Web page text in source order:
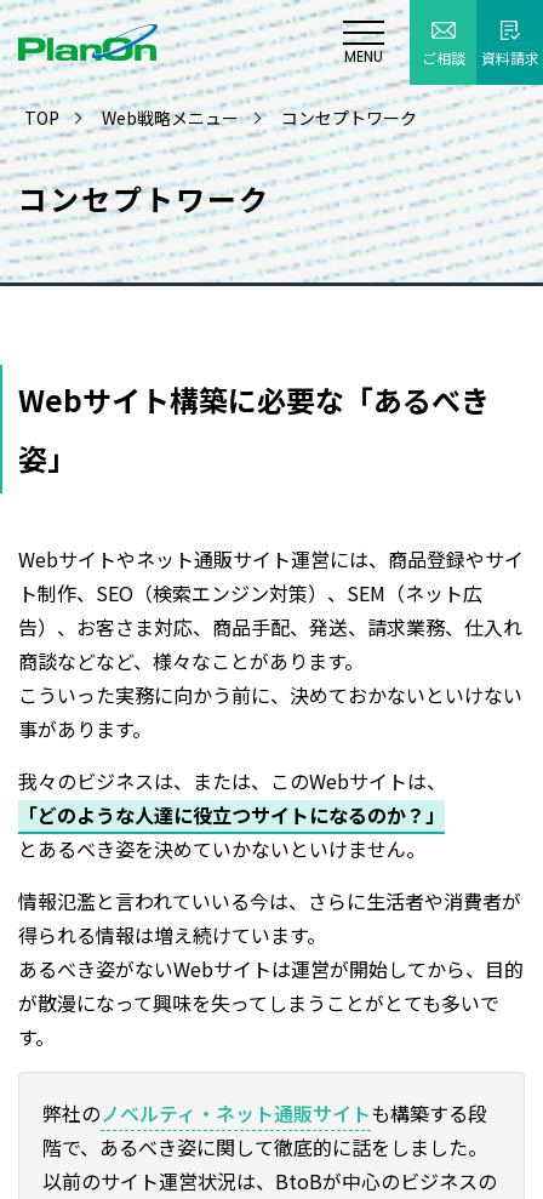
MENU ご相談 資料請求
TOP Web戦略メニュー コンセプトワーク
コンセプトワーク
Webサイト構築に必要な「あるべき
姿」
Webサイトやネット通販サイト運営には、商品登録やサイ
ト制作、SEO（検索エンジン対策）、SEM（ネット広
告）、お客さま対応、商品手配、発送、請求業務、仕入れ
商談などなど、様々なことがあります。
こういった実務に向かう前に、決めておかないといけない
事があります。
我々のビジネスは、または、このWebサイトは、
「どのような人達に役立つサイトになるのか？」
とあるべき姿を決めていかないといけません。
情報氾濫と言われていいる今は、さらに生活者や消費者が
得られる情報は増え続けています。
あるべき姿がないWebサイトは運営が開始してから、目的
が散漫になって興味を失ってしまうことがとても多いで
す。
弊社のノベルティ・ネット通販サイトも構築する段
階で、あるべき姿に関して徹底的に話をしました。
以前のサイト運営状況は、BtoBが中心のビジネスの